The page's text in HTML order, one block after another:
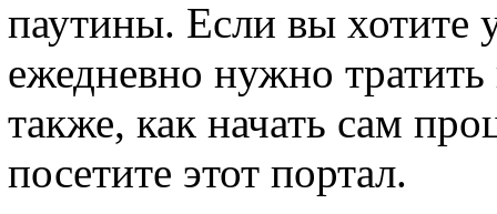
паутины. Если вы хотите
ежедневно нужно тратить
также, как начать сам
посетите этот портал.